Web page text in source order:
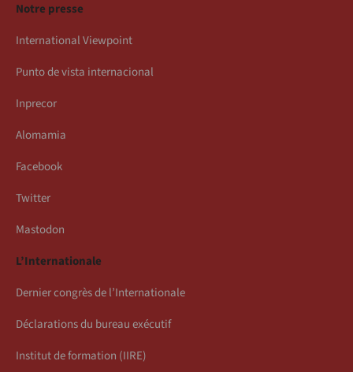
Notre presse
International Viewpoint
Punto de vista internacional
Inprecor
Alomamia
Facebook
Twitter
Mastodon
L’Internationale
Dernier congrès de l’Internationale
Déclarations du bureau exécutif
Institut de formation (IIRE)